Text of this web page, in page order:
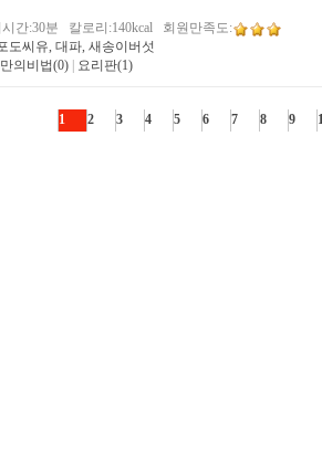
간:30분 칼로리:140kcal 회원만족도:
도씨유, 대파, 새송이버섯
의비법(0) 요리판(1)
1 2 3 4 5 6 7 8 9